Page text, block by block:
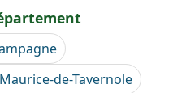
de-Tavernole